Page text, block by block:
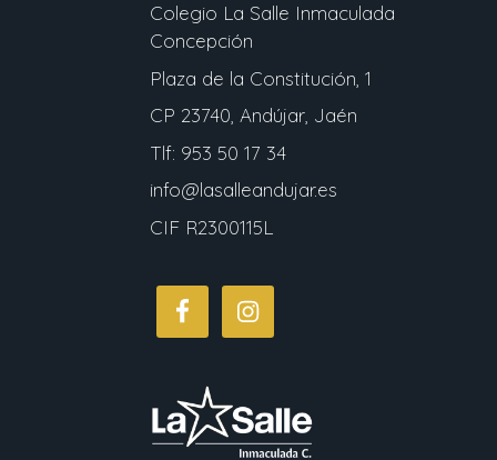
Colegio La Salle Inmaculada
Concepción
Plaza de la Constitución, 1
CP 23740, Andújar, Jaén
Tlf: 953 50 17 34
info@lasalleandujar.es
CIF R2300115L